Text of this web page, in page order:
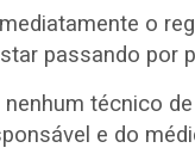
o
passando por
técnico
e do